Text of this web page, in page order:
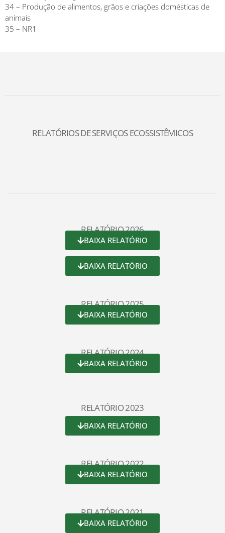
34 – Produção de alimentos, grãos e criações domésticas de
animais
35 – NR1
RELATÓRIOS DE SERVIÇOS ECOSSISTÊMICOS
RELATÓRIO 2026
BAIXA RELATÓRIO
BAIXA RELATÓRIO
RELATÓRIO 2025
BAIXA RELATÓRIO
RELATÓRIO 2024
BAIXA RELATÓRIO
RELATÓRIO 2023
BAIXA RELATÓRIO
RELATÓRIO 2022
BAIXA RELATÓRIO
RELATÓRIO 2021
BAIXA RELATÓRIO